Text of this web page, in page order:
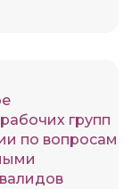
групп
по вопросам